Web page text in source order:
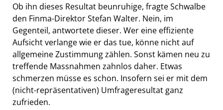
Ob ihn dieses Resultat beunruhige, fragte Schwalbe
den Finma-Direktor Stefan Walter. Nein, im
Gegenteil, antwortete dieser. Wer eine effiziente
Aufsicht verlange wie er das tue, könne nicht auf
allgemeine Zustimmung zählen. Sonst kämen neu zu
treffende Massnahmen zahnlos daher. Etwas
schmerzen müsse es schon. Insofern sei er mit dem
(nicht-repräsentativen) Umfrageresultat ganz
zufrieden.